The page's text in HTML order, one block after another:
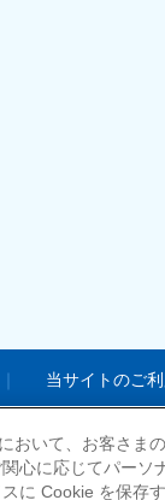
当サイトのご
おいて、お客さま
心に応じてパーソ
に Cookie を保存